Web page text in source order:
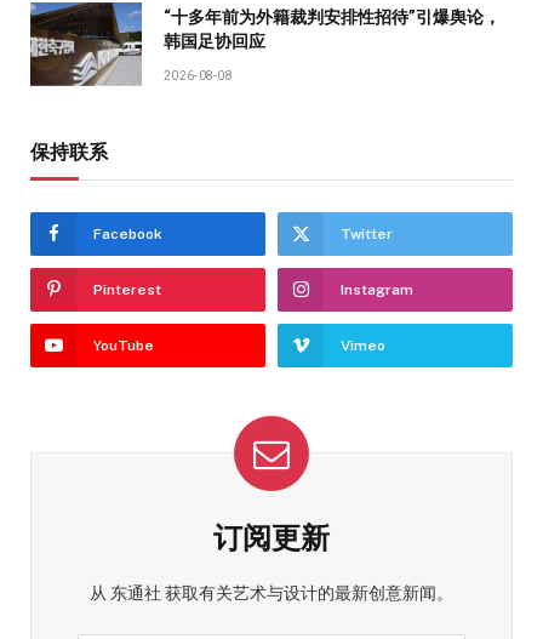
“十多年前为外籍裁判安排性招待”引爆舆论，
韩国足协回应
2026-08-08
保持联系
Facebook Twitter
Pinterest Instagram
YouTube Vimeo
订阅更新
从 东通社 获取有关艺术与设计的最新创意新闻。